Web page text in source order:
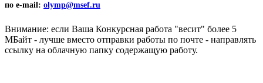
по e-mail: olymp@msef.ru
Внимание: если Ваша Конкурсная работа "весит" более 5
МБайт - лучше вместо отправки работы по почте - направлять
ссылку на облачную папку содержащую работу.